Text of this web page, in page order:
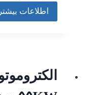
اطلاعات بیشتر